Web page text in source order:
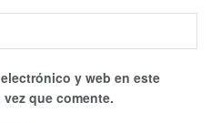
y web en este
que comente.